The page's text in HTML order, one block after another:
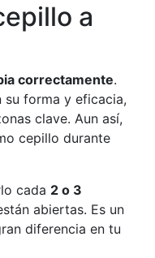
a
correctamente.
su forma y eficacia,
clave. Aun así,
cepillo durante
cada 2 o 3
abiertas. Es un
diferencia en tu